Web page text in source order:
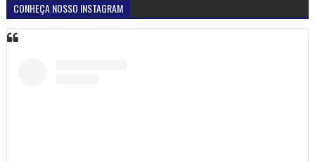
CONHEÇA NOSSO INSTAGRAM